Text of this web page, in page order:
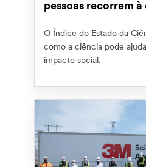
pessoas recorrem à
O Índice do Estado da
como a ciência pode
impacto social.